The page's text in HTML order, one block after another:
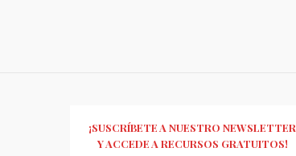
¡SUSCRÍBETE A NUESTRO NEWSLETTER
Y ACCEDE A RECURSOS GRATUITOS!